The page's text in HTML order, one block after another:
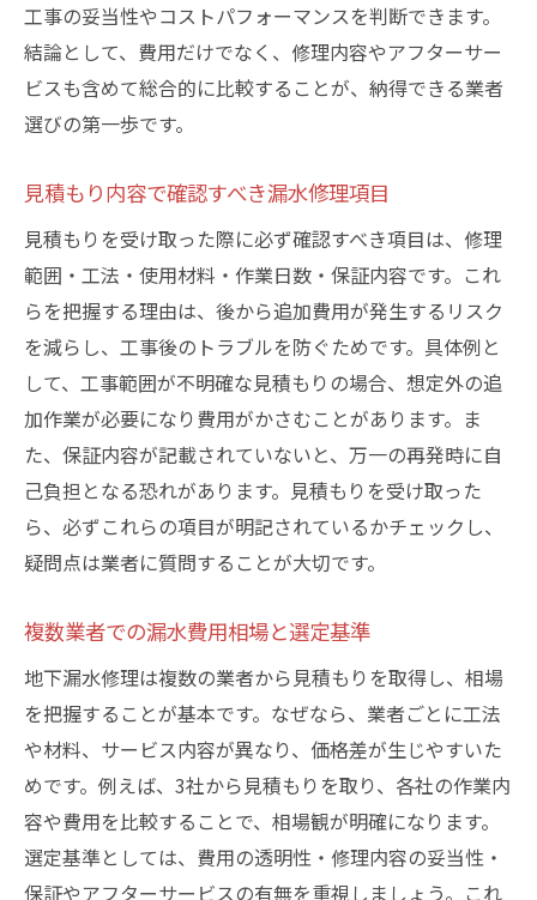
工事の妥当性やコストパフォーマンスを判断できます。
結論として、費用だけでなく、修理内容やアフターサー
ビスも含めて総合的に比較することが、納得できる業者
選びの第一歩です。
見積もり内容で確認すべき漏水修理項目
見積もりを受け取った際に必ず確認すべき項目は、修理
範囲・工法・使用材料・作業日数・保証内容です。これ
らを把握する理由は、後から追加費用が発生するリスク
を減らし、工事後のトラブルを防ぐためです。具体例と
して、工事範囲が不明確な見積もりの場合、想定外の追
加作業が必要になり費用がかさむことがあります。ま
た、保証内容が記載されていないと、万一の再発時に自
己負担となる恐れがあります。見積もりを受け取った
ら、必ずこれらの項目が明記されているかチェックし、
疑問点は業者に質問することが大切です。
複数業者での漏水費用相場と選定基準
地下漏水修理は複数の業者から見積もりを取得し、相場
を把握することが基本です。なぜなら、業者ごとに工法
や材料、サービス内容が異なり、価格差が生じやすいた
めです。例えば、3社から見積もりを取り、各社の作業内
容や費用を比較することで、相場観が明確になります。
選定基準としては、費用の透明性・修理内容の妥当性・
保証やアフターサービスの有無を重視しましょう。これ